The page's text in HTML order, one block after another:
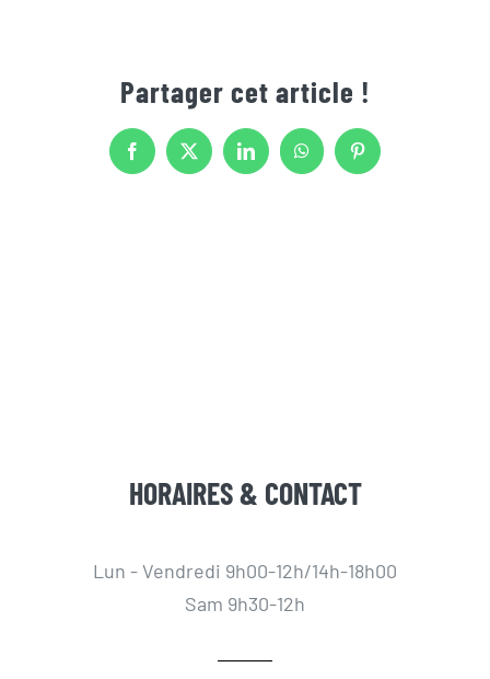
Partager cet article !
Facebook
X LinkedInWhatsAppPinterest
HORAIRES & CONTACT
Lun - Vendredi 9h00-12h/14h-18h00
Sam 9h30-12h